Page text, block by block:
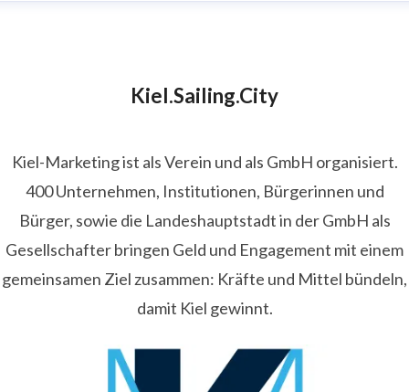
Kiel.Sailing.City
Kiel-Marketing ist als Verein und als GmbH organisiert.
400 Unternehmen, Institutionen, Bürgerinnen und
Bürger, sowie die Landeshauptstadt in der GmbH als
Gesellschafter bringen Geld und Engagement mit einem
gemeinsamen Ziel zusammen: Kräfte und Mittel bündeln,
damit Kiel gewinnt.